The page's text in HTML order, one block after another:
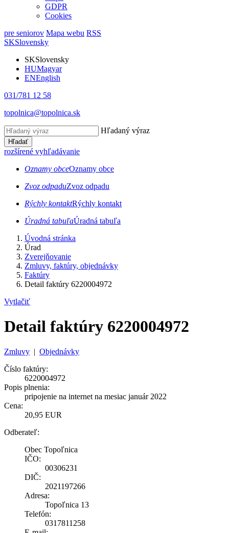
GDPR
Cookies
pre seniorov Mapa webu RSS
SKSlovensky
SKSlovensky
HUMagyar
ENEnglish
031/781 12 58
topolnica@topolnica.sk
Hľadaný výraz
Hľadať
rozšírené vyhľadávanie
Oznamy obceOznamy obce
Zvoz odpaduZvoz odpadu
Rýchly kontaktRýchly kontakt
Úradná tabuľaÚradná tabuľa
Úvodná stránka
Úrad
Zverejňovanie
Zmluvy, faktúry, objednávky
Faktúry
Detail faktúry 6220004972
Vytlačiť
Detail faktúry 6220004972
Zmluvy | Objednávky
Číslo faktúry:
6220004972
Popis plnenia:
pripojenie na internet na mesiac január 2022
Cena:
20,95 EUR
Odberateľ:
Obec Topoľnica
IČO:
00306231
DIČ:
2021197266
Adresa:
Topoľnica 13
Telefón:
0317811258